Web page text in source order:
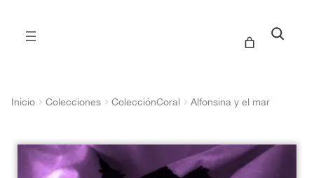
Buscar
Inicio Colecciones ColecciónCoral Alfonsina y el mar